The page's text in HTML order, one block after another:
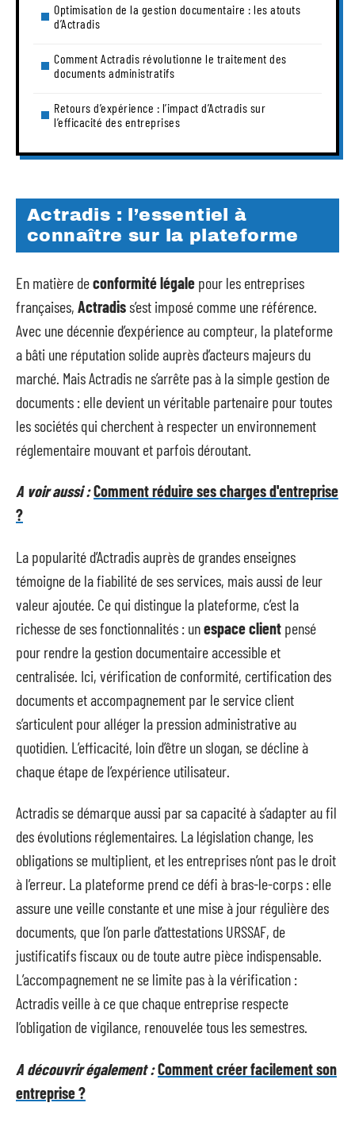
Optimisation de la gestion documentaire : les atouts
d’Actradis
Comment Actradis révolutionne le traitement des
documents administratifs
Retours d’expérience : l’impact d’Actradis sur
l’efficacité des entreprises
Actradis : l’essentiel à
connaître sur la plateforme
En matière deconformité légale pour les entreprises
françaises, Actradiss’est imposé comme une référence.
Avec une décennie d’expérience au compteur, la plateforme
a bâti une réputation solide auprès d’acteurs majeurs du
marché. Mais Actradis ne s’arrête pas à la simple gestion de
documents : elle devient un véritable partenaire pour toutes
les sociétés qui cherchent à respecter un environnement
réglementaire mouvant et parfois déroutant.
A voir aussi :Comment réduire ses charges d'entreprise
?
La popularité d’Actradis auprès de grandes enseignes
témoigne de la fiabilité de ses services, mais aussi de leur
valeur ajoutée. Ce qui distingue la plateforme, c’est la
richesse de ses fonctionnalités : unespace client pensé
pour rendre la gestion documentaire accessible et
centralisée. Ici, vérification de conformité, certification des
documents et accompagnement par le service client
s’articulent pour alléger la pression administrative au
quotidien. L’efficacité, loin d’être un slogan, se décline à
chaque étape de l’expérience utilisateur.
Actradis se démarque aussi par sa capacité à s’adapter au fil
des évolutions réglementaires. La législation change, les
obligations se multiplient, et les entreprises n’ont pas le droit
à l’erreur. La plateforme prend ce défi à bras-le-corps : elle
assure une veille constante et une mise à jour régulière des
documents, que l’on parle d’attestations URSSAF, de
justificatifs fiscaux ou de toute autre pièce indispensable.
L’accompagnement ne se limite pas à la vérification :
Actradis veille à ce que chaque entreprise respecte
l’obligation de vigilance, renouvelée tous les semestres.
A découvrir également :Comment créer facilement son
entreprise ?